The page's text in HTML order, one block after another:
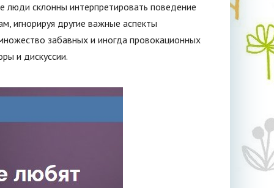
склонны интерпретировать поведение
игнорируя другие важные аспекты
забавных и иногда провокационных
и дискуссии.